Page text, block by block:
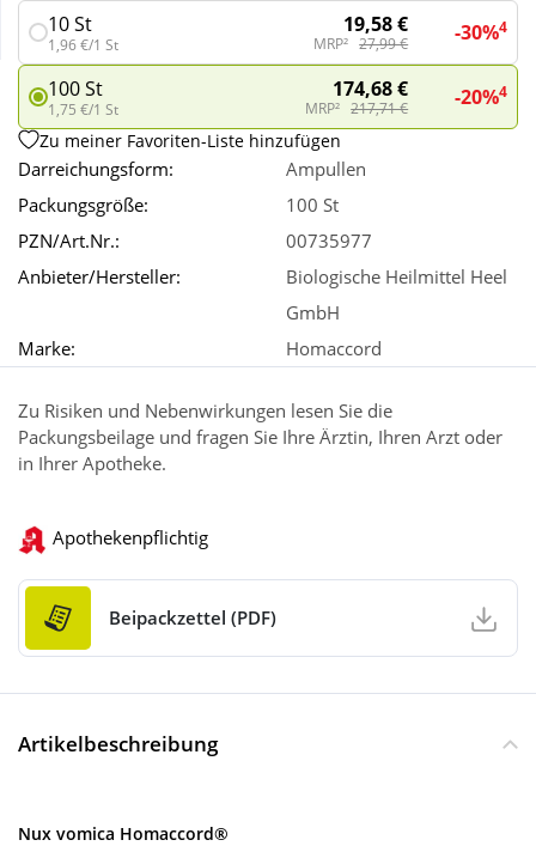
Wellness
10 St
1,96 €/1 St
19,58 €
MRP² 27,99 € -30%4
100 St
1,75 €/1 St
174,68 €
MRP² 217,71 € -20%4
Zu meiner Favoriten-Liste hinzufügen
Darreichungsform:
Ampullen
Packungsgröße:
100 St
PZN/Art.Nr.:
00735977
Anbieter/Hersteller:
Biologische Heilmittel Heel
GmbH
Marke:
Homaccord
Zu Risiken und Nebenwirkungen lesen Sie die
Packungsbeilage und fragen Sie Ihre Ärztin, Ihren Arzt oder
in Ihrer Apotheke.
Apothekenpflichtig
Beipackzettel (PDF)
Artikelbeschreibung
Nux vomica Homaccord®